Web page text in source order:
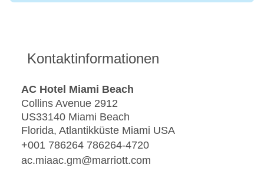
Kontaktinformationen
AC Hotel Miami Beach
Collins Avenue 2912
US33140 Miami Beach
Florida, Atlantikküste Miami USA
+001 786264 786264-4720
ac.miaac.gm@marriott.com